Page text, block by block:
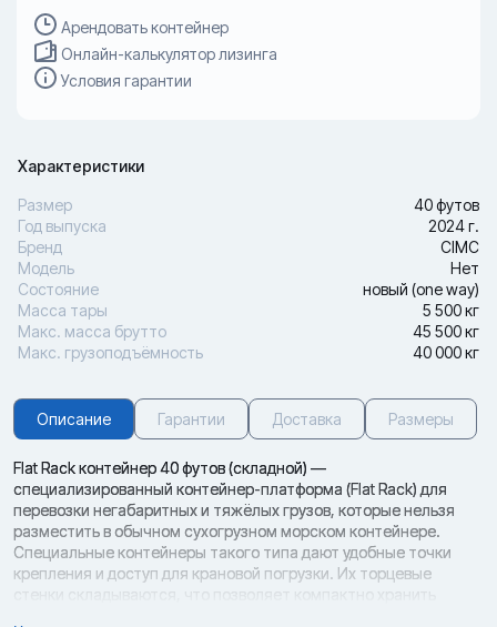
Арендовать контейнер
Онлайн-калькулятор лизинга
Условия гарантии
Характеристики
Размер
40 футов
Год выпуска
2024 г.
Бренд
CIMC
Модель
Нет
Состояние
новый (one way)
Масса тары
5 500 кг
Макс. масса брутто
45 500 кг
Макс. грузоподъёмность
40 000 кг
Описание Гарантии Доставка Размеры
Flat Rack контейнер 40 футов (складной) —
специализированный контейнер-платформа (Flat Rack) для
перевозки негабаритных и тяжёлых грузов, которые нельзя
разместить в обычном сухогрузном морском контейнере.
Специальные контейнеры такого типа дают удобные точки
крепления и доступ для крановой погрузки. Их торцевые